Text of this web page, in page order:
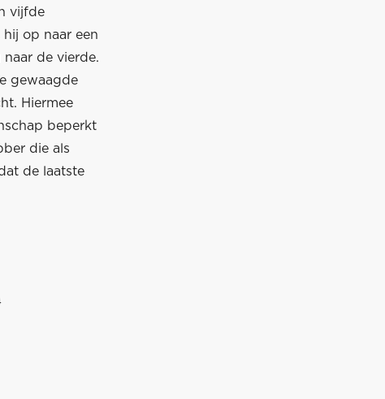
vijfde
op naar een
de vierde.
gewaagde
Hiermee
beperkt
die als
de laatste